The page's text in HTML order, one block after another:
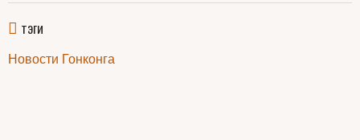
тэги
Новости Гонконга